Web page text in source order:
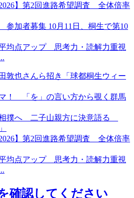
】第2回進路希望調査 全体倍率
加者募集 10月11日、桐生で第10
均点アップ 思考力・読解力重視
敦也さんら招き「球都桐生ウィー
！ 「を」の言い方から覗く群馬
撲へ 二子山親方に決意語る
】第2回進路希望調査 全体倍率
均点アップ 思考力・読解力重視